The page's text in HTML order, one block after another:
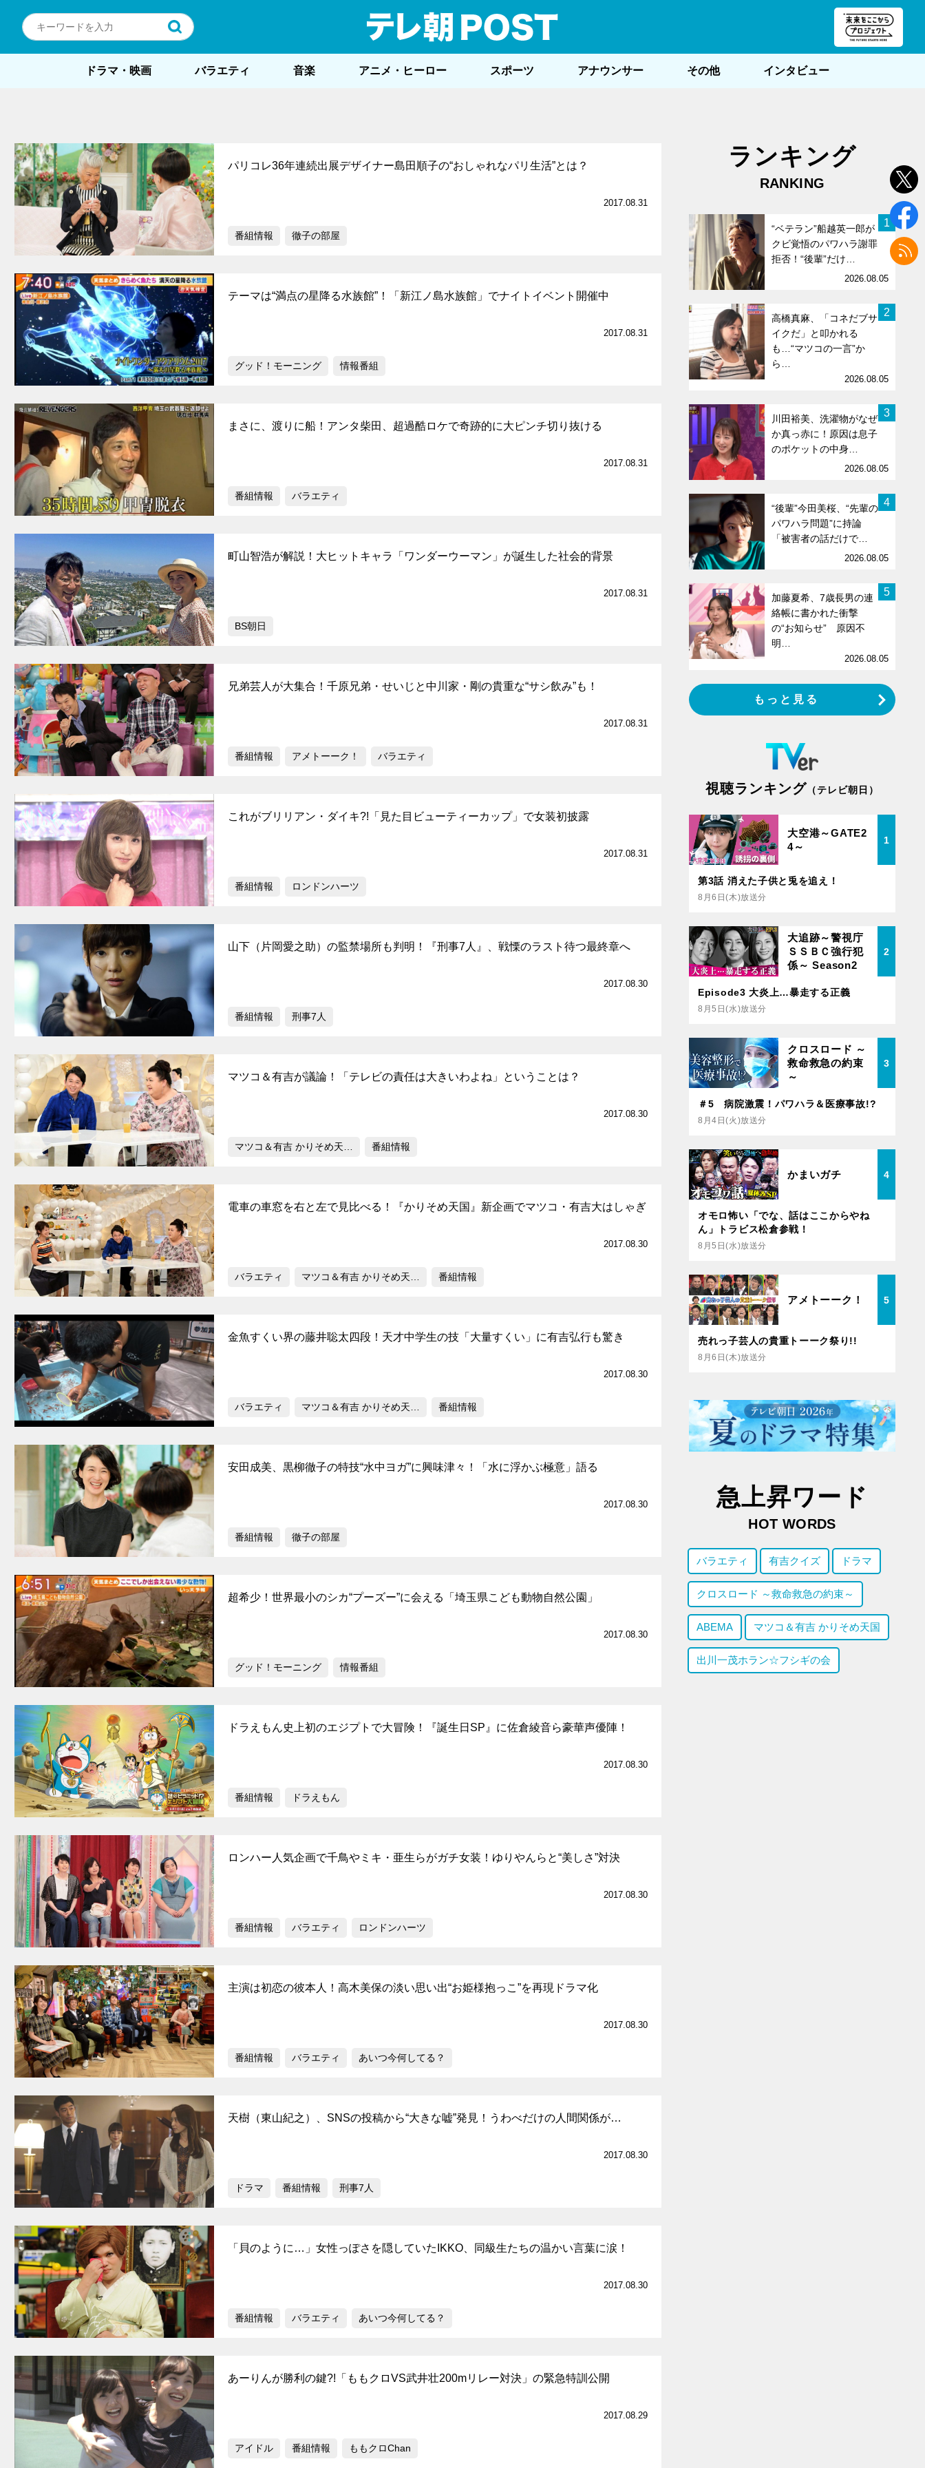
ドラマ・映画 バラエティ 音楽 アニメ・ヒーロー スポーツ アナウンサー その他 インタビュー
パリコレ36年連続出展デザイナー島田順子の“おしゃれなパリ生活”とは？
2017.08.31
番組情報 徹子の部屋
テーマは“満点の星降る水族館”！「新江ノ島水族館」でナイトイベント開催中
2017.08.31
グッド！モーニング 情報番組
まさに、渡りに船！アンタ柴田、超過酷ロケで奇跡的に大ピンチ切り抜ける
2017.08.31
番組情報 バラエティ
町山智浩が解説！大ヒットキャラ「ワンダーウーマン」が誕生した社会的背景
2017.08.31
BS朝日
兄弟芸人が大集合！千原兄弟・せいじと中川家・剛の貴重な“サシ飲み”も！
2017.08.31
番組情報 アメトーーク！ バラエティ
これがブリリアン・ダイキ?!「見た目ビューティーカップ」で女装初披露
2017.08.31
番組情報 ロンドンハーツ
山下（片岡愛之助）の監禁場所も判明！『刑事7人』、戦慄のラスト待つ最終章へ
2017.08.30
番組情報 刑事7人
マツコ＆有吉が議論！「テレビの責任は大きいわよね」ということは？
2017.08.30
マツコ＆有吉 かりそめ天… 番組情報
電車の車窓を右と左で見比べる！『かりそめ天国』新企画でマツコ・有吉大はしゃぎ
2017.08.30
バラエティ マツコ＆有吉 かりそめ天… 番組情報
金魚すくい界の藤井聡太四段！天才中学生の技「大量すくい」に有吉弘行も驚き
2017.08.30
バラエティ マツコ＆有吉 かりそめ天… 番組情報
安田成美、黒柳徹子の特技“水中ヨガ”に興味津々！「水に浮かぶ極意」語る
2017.08.30
番組情報 徹子の部屋
超希少！世界最小のシカ“プーズー”に会える「埼玉県こども動物自然公園」
2017.08.30
グッド！モーニング 情報番組
ドラえもん史上初のエジプトで大冒険！『誕生日SP』に佐倉綾音ら豪華声優陣！
2017.08.30
番組情報 ドラえもん
ロンハー人気企画で千鳥やミキ・亜生らがガチ女装！ゆりやんらと“美しさ”対決
2017.08.30
番組情報 バラエティ ロンドンハーツ
主演は初恋の彼本人！高木美保の淡い思い出“お姫様抱っこ”を再現ドラマ化
2017.08.30
番組情報 バラエティ あいつ今何してる？
天樹（東山紀之）、SNSの投稿から“大きな嘘”発見！うわべだけの人間関係が…
2017.08.30
ドラマ 番組情報 刑事7人
「貝のように…」女性っぽさを隠していたIKKO、同級生たちの温かい言葉に涙！
2017.08.30
番組情報 バラエティ あいつ今何してる？
あーりんが勝利の鍵?!「ももクロVS武井壮200mリレー対決」の緊急特訓公開
2017.08.29
アイドル 番組情報 ももクロChan
ランキング
RANKING
1
“ベテラン”船越英一郎が
クビ覚悟のパワハラ謝罪
拒否！“後輩”だけ…
2026.08.05
2
高橋真麻、「コネだブサ
イクだ」と叩かれる
も…“マツコの一言”か
ら…
2026.08.05
3
川田裕美、洗濯物がなぜ
か真っ赤に！原因は息子
のポケットの中身…
2026.08.05
4
“後輩”今田美桜、“先輩の
パワハラ問題”に持論
「被害者の話だけで…
2026.08.05
5
加藤夏希、7歳長男の連
絡帳に書かれた衝撃
の“お知らせ” 原因不
明…
2026.08.05
もっと見る
視聴ランキング （テレビ朝日）
大空港～GATE2
4～
1
第3話 消えた子供と兎を追え！
8月6日(木)放送分
大追跡～警視庁
ＳＳＢＣ強行犯
係～ Season2
2
Episode3 大炎上…暴走する正義
8月5日(水)放送分
クロスロード ～
救命救急の約束
～
3
＃5 病院激震！パワハラ＆医療事故!?
8月4日(火)放送分
かまいガチ 4
オモロ怖い「でな、話はここからやね
ん」トラビス松倉参戦！
8月5日(水)放送分
アメトーーク！ 5
売れっ子芸人の貴重トーーク祭り!!
8月6日(木)放送分
急上昇ワード
HOT WORDS
バラエティ 有吉クイズ ドラマ
クロスロード ～救命救急の約束～
ABEMA マツコ＆有吉 かりそめ天国
出川一茂ホラン☆フシギの会